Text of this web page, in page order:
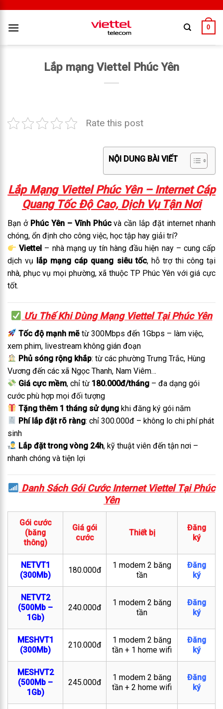
0
Lắp mạng Viettel Phúc Yên
Rate this post
NỘI DUNG BÀI VIẾT
Lắp Mạng Viettel Phúc Yên – Internet Cáp
Quang Tốc Độ Cao, Dịch Vụ Tận Nơi
Bạn ở Phúc Yên – Vĩnh Phúcvà cần lắp đặt internet nhanh
chóng, ổn định cho công việc, học tập hay giải trí?
Viettel – nhà mạng uy tín hàng đầu hiện nay – cung cấp
dịch vụ lắp mạng cáp quang siêu tốc, hỗ trợ thi công tại
nhà, phục vụ mọi phường, xã thuộc TP Phúc Yên với giá cực
tốt.
Ưu Thế Khi Dùng Mạng Viettel Tại Phúc Yên
Tốc độ mạnh mẽ từ 300Mbps đến 1Gbps – làm việc,
xem phim, livestream không gián đoạn
Phủ sóng rộng khắp: từ các phường Trưng Trắc, Hùng
Vương đến các xã Ngọc Thanh, Nam Viêm…
Giá cực mềm, chỉ từ 180.000đ/tháng – đa dạng gói
cước phù hợp mọi đối tượng
Tặng thêm 1 tháng sử dụng khi đăng ký gói năm
Phí lắp đặt rõ ràng: chỉ 300.000đ – không lo chi phí phát
sinh
Lắp đặt trong vòng 24h, kỹ thuật viên đến tận nơi –
nhanh chóng và tiện lợi
Danh Sách Gói Cước Internet Viettel Tại Phúc
Yên
Gói cước
(băng
thông)
Giá gói
cước
Thiết bị
Đăng
ký
NETVT1
(300Mb)
180.000đ
1 modem 2 băng
tần
Đăng
ký
NETVT2
(500Mb –
1Gb)
240.000đ
1 modem 2 băng
tần
Đăng
ký
MESHVT1
(300Mb)
210.000đ
1 modem 2 băng
tần + 1 home wifi
Đăng
ký
MESHVT2
(500Mb –
1Gb)
245.000đ
1 modem 2 băng
tần + 2 home wifi
Đăng
ký